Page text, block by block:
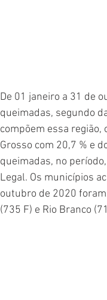
De 01 janeiro a 31 de
queimadas, segundo
compõem essa
Grosso com 20,7 % e
queimadas, no
Legal. Os municípios
outubro de 2020
(735 F) e Rio Branco